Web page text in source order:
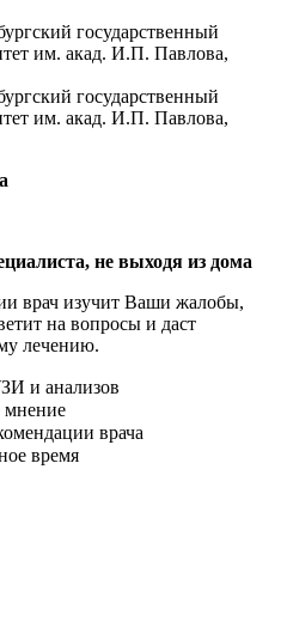
государственный
им. акад. И.П. Павлова,
государственный
им. акад. И.П. Павлова,
не выходя из дома
врач изучит Ваши жалобы,
на вопросы и даст
лечению.
и анализов
мнение
врача
время